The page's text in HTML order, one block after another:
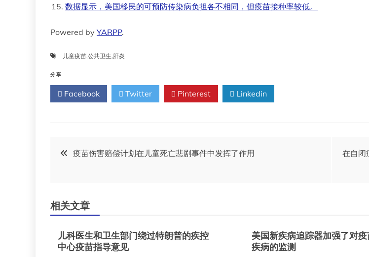
数据显示，美国移民的可预防传染病负担各不相同，但疫苗接种率较低。
Powered by YARPP.
儿童疫苗,公共卫生,肝炎
分享
Facebook Twitter Pinterest Linkedin
文
导
航
疫苗伤害赔偿计划在儿童死亡悲剧事件中发挥了作用
在自闭
相关文章
儿科医生和卫生部门绕过特朗普的疾控
中心疫苗指导意见
美国新疾病追踪器加强了对
疾病的监测